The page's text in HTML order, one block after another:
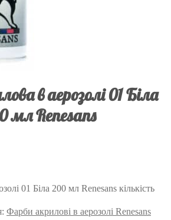
в аерозолі 01 Біла
мл Renesans
01 Біла 200 мл Renesans кількість
Фарби акрилові в аерозолі Renesans